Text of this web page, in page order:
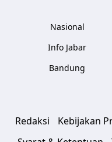
Nasional
Info Jabar
Bandung
Redaksi Kebijakan